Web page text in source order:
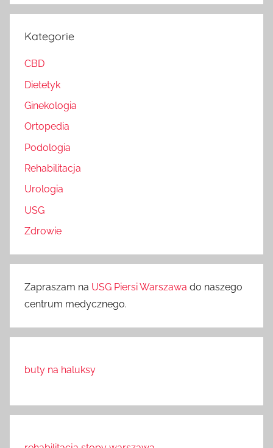
Kategorie
CBD
Dietetyk
Ginekologia
Ortopedia
Podologia
Rehabilitacja
Urologia
USG
Zdrowie
Zapraszam na USG Piersi Warszawa do naszego
centrum medycznego.
buty na haluksy